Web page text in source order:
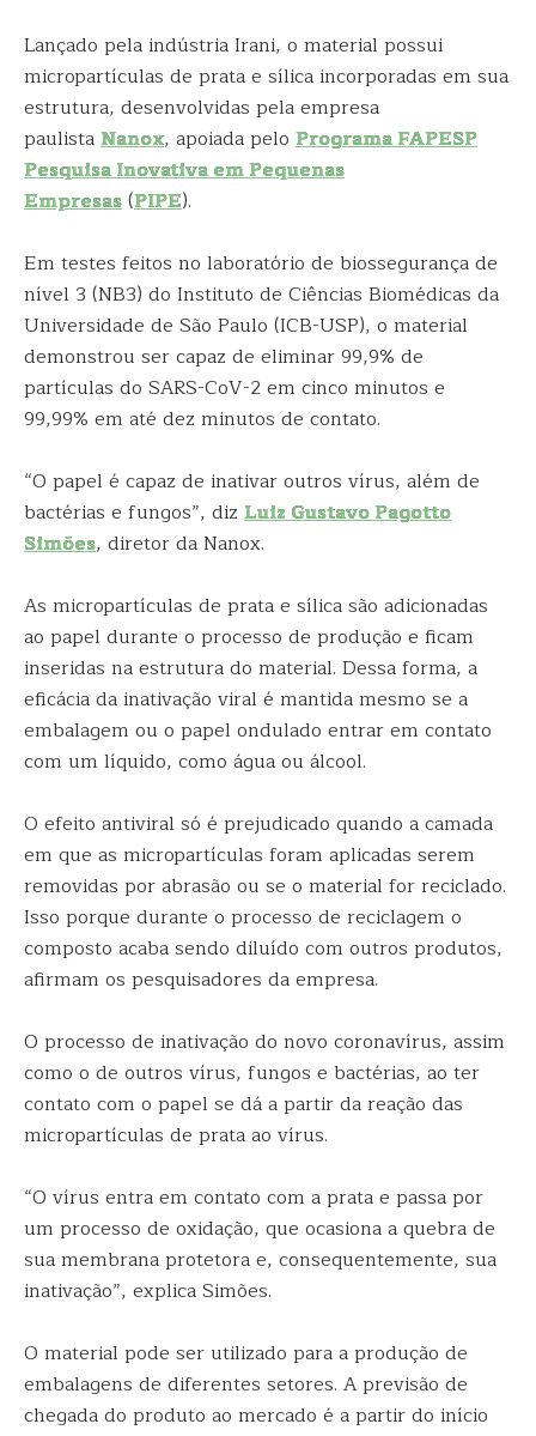
Lançado pela indústria Irani, o material possui
micropartículas de prata e sílica incorporadas em sua
estrutura, desenvolvidas pela empresa
paulistaNanox, apoiada pelo Programa FAPESP
Pesquisa Inovativa em Pequenas
Empresas(PIPE).
Em testes feitos no laboratório de biossegurança de
nível 3 (NB3) do Instituto de Ciências Biomédicas da
Universidade de São Paulo (ICB-USP), o material
demonstrou ser capaz de eliminar 99,9% de
partículas do SARS-CoV-2 em cinco minutos e
99,99% em até dez minutos de contato.
“O papel é capaz de inativar outros vírus, além de
bactérias e fungos”, diz Luiz Gustavo Pagotto
Simões, diretor da Nanox.
As micropartículas de prata e sílica são adicionadas
ao papel durante o processo de produção e ficam
inseridas na estrutura do material. Dessa forma, a
eficácia da inativação viral é mantida mesmo se a
embalagem ou o papel ondulado entrar em contato
com um líquido, como água ou álcool.
O efeito antiviral só é prejudicado quando a camada
em que as micropartículas foram aplicadas serem
removidas por abrasão ou se o material for reciclado.
Isso porque durante o processo de reciclagem o
composto acaba sendo diluído com outros produtos,
afirmam os pesquisadores da empresa.
O processo de inativação do novo coronavírus, assim
como o de outros vírus, fungos e bactérias, ao ter
contato com o papel se dá a partir da reação das
micropartículas de prata ao vírus.
“O vírus entra em contato com a prata e passa por
um processo de oxidação, que ocasiona a quebra de
sua membrana protetora e, consequentemente, sua
inativação”, explica Simões.
O material pode ser utilizado para a produção de
embalagens de diferentes setores. A previsão de
chegada do produto ao mercado é a partir do início